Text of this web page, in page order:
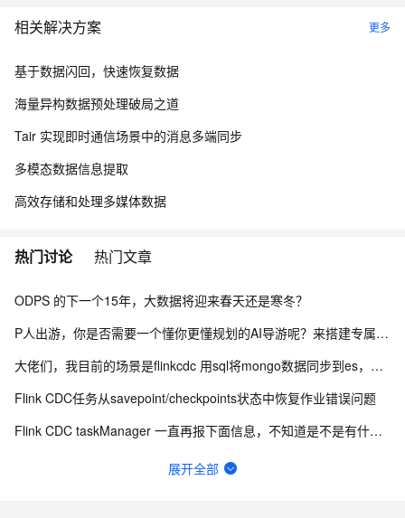
相关解决方案 更多
基于数据闪回，快速恢复数据
海量异构数据预处理破局之道
Tair 实现即时通信场景中的消息多端同步
多模态数据信息提取
高效存储和处理多媒体数据
热门讨论 热门文章
ODPS 的下一个15年，大数据将迎来春天还是寒冬？
P人出游，你是否需要一个懂你更懂规划的AI导游呢？来搭建专属文旅问答机器人吧
大佬们，我目前的场景是flinkcdc 用sql将mongo数据同步到es，有人做过这样的场景吗？
Flink CDC任务从savepoint/checkpoints状态中恢复作业错误问题
Flink CDC taskManager 一直再报下面信息，不知道是不是有什么问题？
展开全部